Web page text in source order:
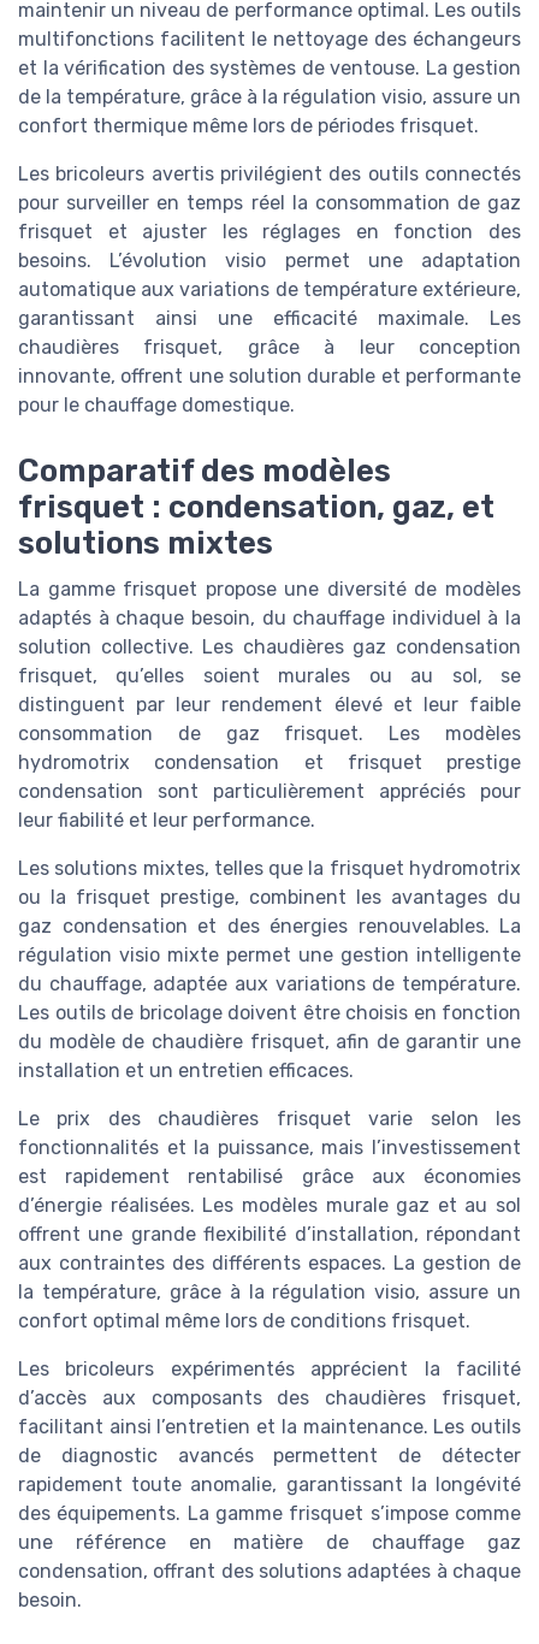
maintenir un niveau de performance optimal. Les outils
multifonctions facilitent le nettoyage des échangeurs
et la vérification des systèmes de ventouse. La gestion
de la température, grâce à la régulation visio, assure un
confort thermique même lors de périodes frisquet.
Les bricoleurs avertis privilégient des outils connectés
pour surveiller en temps réel la consommation de gaz
frisquet et ajuster les réglages en fonction des
besoins. L’évolution visio permet une adaptation
automatique aux variations de température extérieure,
garantissant ainsi une efficacité maximale. Les
chaudières frisquet, grâce à leur conception
innovante, offrent une solution durable et performante
pour le chauffage domestique.
Comparatif des modèles
frisquet : condensation, gaz, et
solutions mixtes
La gamme frisquet propose une diversité de modèles
adaptés à chaque besoin, du chauffage individuel à la
solution collective. Les chaudières gaz condensation
frisquet, qu’elles soient murales ou au sol, se
distinguent par leur rendement élevé et leur faible
consommation de gaz frisquet. Les modèles
hydromotrix condensation et frisquet prestige
condensation sont particulièrement appréciés pour
leur fiabilité et leur performance.
Les solutions mixtes, telles que la frisquet hydromotrix
ou la frisquet prestige, combinent les avantages du
gaz condensation et des énergies renouvelables. La
régulation visio mixte permet une gestion intelligente
du chauffage, adaptée aux variations de température.
Les outils de bricolage doivent être choisis en fonction
du modèle de chaudière frisquet, afin de garantir une
installation et un entretien efficaces.
Le prix des chaudières frisquet varie selon les
fonctionnalités et la puissance, mais l’investissement
est rapidement rentabilisé grâce aux économies
d’énergie réalisées. Les modèles murale gaz et au sol
offrent une grande flexibilité d’installation, répondant
aux contraintes des différents espaces. La gestion de
la température, grâce à la régulation visio, assure un
confort optimal même lors de conditions frisquet.
Les bricoleurs expérimentés apprécient la facilité
d’accès aux composants des chaudières frisquet,
facilitant ainsi l’entretien et la maintenance. Les outils
de diagnostic avancés permettent de détecter
rapidement toute anomalie, garantissant la longévité
des équipements. La gamme frisquet s’impose comme
une référence en matière de chauffage gaz
condensation, offrant des solutions adaptées à chaque
besoin.